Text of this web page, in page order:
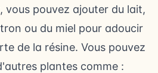
vous pouvez ajouter du lait,
ou du miel pour adoucir
de la résine. Vous pouvez
plantes comme :